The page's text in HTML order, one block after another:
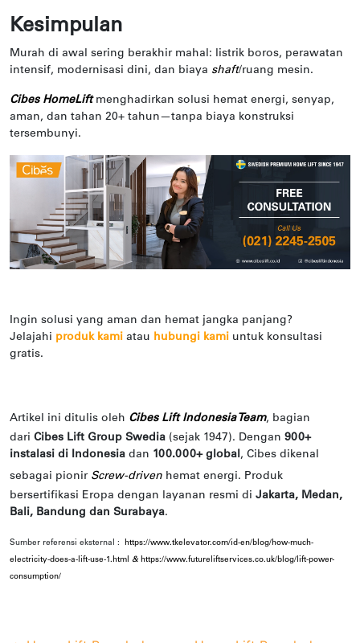
Kesimpulan
Murah di awal sering berakhir mahal: listrik boros, perawatan
intensif, modernisasi dini, dan biaya shaft/ruang mesin.
Cibes HomeLiftmenghadirkan solusi hemat energi, senyap,
aman, dan tahan 20+ tahun—tanpa biaya konstruksi
tersembunyi.
Ingin solusi yang aman dan hemat jangka panjang?
Jelajahi produk kami atau hubungi kami untuk konsultasi
gratis.
Artikel ini ditulis oleh Cibes Lift Indonesia Team, bagian
dari Cibes Lift Group Swedia (sejak 1947). Dengan 900+
instalasi di Indonesia dan 100.000+ global , Cibes dikenal
sebagai pionir Screw-driven hemat energi. Produk
bersertifikasi Eropa dengan layanan resmi di Jakarta, Medan,
Bali, Bandung dan Surabaya.
Sumber referensi eksternal : https://www.tkelevator.com/id-en/blog/how-much-
electricity-does-a-lift-use-1.html & https://www.futureliftservices.co.uk/blog/lift-power-
consumption/